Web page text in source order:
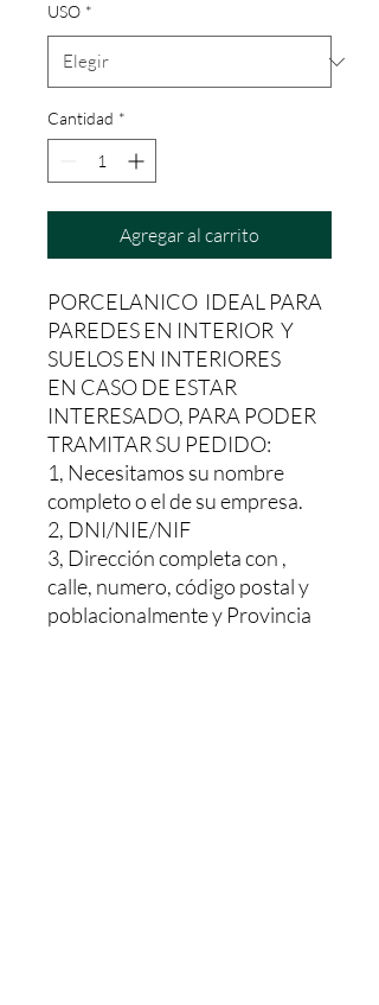
USO *
Cantidad *
Agregar al carrito
PORCELANICO IDEAL PARA
PAREDES EN INTERIOR Y
SUELOS EN INTERIORES
EN CASO DE ESTAR
INTERESADO, PARA PODER
TRAMITAR SU PEDIDO:
1, Necesitamos su nombre
completo o el de su empresa.
2, DNI/NIE/NIF
3, Dirección completa con ,
calle, numero, código postal y
poblacionalmente y Provincia